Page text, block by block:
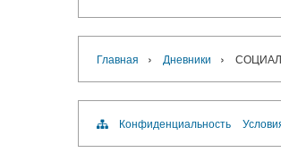
Главная › Дневники ›
Конфиденциальность